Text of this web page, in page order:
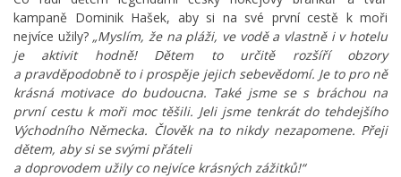
kampaně Dominik Hašek, aby si na své první cestě k moři
nejvíce užily? „Myslím, že na pláži, ve vodě a vlastně i v hotelu
je aktivit hodně! Dětem to určitě rozšíří obzory
a pravděpodobně to i prospěje jejich sebevědomí. Je to pro ně
krásná motivace do budoucna. Také jsme se s bráchou na
první cestu k moři moc těšili. Jeli jsme tenkrát do tehdejšího
Východního Německa. Člověk na to nikdy nezapomene. Přeji
dětem, aby si se svými přáteli
a doprovodem užily co nejvíce krásných zážitků!“